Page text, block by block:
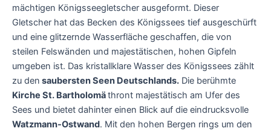
mächtigen Königsseegletscher ausgeformt. Dieser
Gletscher hat das Becken des Königssees tief ausgeschürft
und eine glitzernde Wasserfläche geschaffen, die von
steilen Felswänden und majestätischen, hohen Gipfeln
umgeben ist. Das kristallklare Wasser des Königssees zählt
zu den saubersten Seen Deutschlands. Die berühmte
Kirche St. Bartholomäthront majestätisch am Ufer des
Sees und bietet dahinter einen Blick auf die eindrucksvolle
Watzmann-Ostwand. Mit den hohen Bergen rings um den